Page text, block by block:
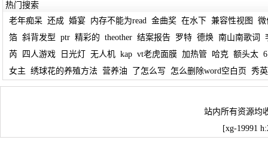
热门搜索
老年痴呆 还成 婚宴 内存不能为read 金曲奖 在水下 兼容性视图
微
箔 斜背发型 ptr 精彩的 theother 结案报告 罗特 德焕 南山南歌词
芮
四人游戏 日光灯 无人机 kap vt老虎面膜 加热管 哈克 额头太
女主 绣球花的养殖方法 营养油 了怎么写 怎么删除word空白页 秀英
站内所有资源均
[xg-19991